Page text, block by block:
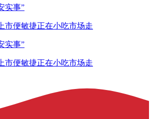
实事”
市便敏捷正在小吃市场走
实事”
市便敏捷正在小吃市场走